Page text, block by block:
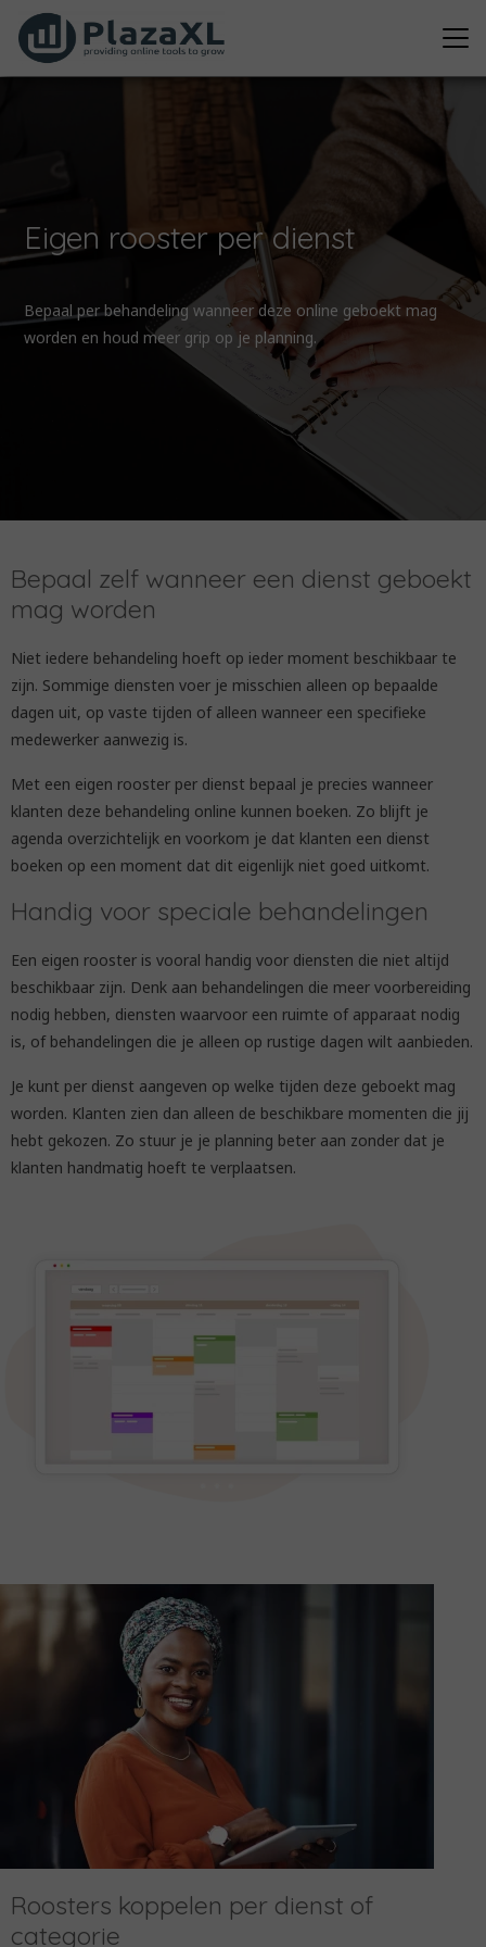
Eigen rooster per dienst
Bepaal per behandeling wanneer deze online geboekt mag
worden en houd meer grip op je planning.
Bepaal zelf wanneer een dienst geboekt
mag worden
Niet iedere behandeling hoeft op ieder moment beschikbaar te
zijn. Sommige diensten voer je misschien alleen op bepaalde
dagen uit, op vaste tijden of alleen wanneer een specifieke
medewerker aanwezig is.
Met een eigen rooster per dienst bepaal je precies wanneer
klanten deze behandeling online kunnen boeken. Zo blijft je
agenda overzichtelijk en voorkom je dat klanten een dienst
boeken op een moment dat dit eigenlijk niet goed uitkomt.
Handig voor speciale behandelingen
Een eigen rooster is vooral handig voor diensten die niet altijd
beschikbaar zijn. Denk aan behandelingen die meer voorbereiding
nodig hebben, diensten waarvoor een ruimte of apparaat nodig
is, of behandelingen die je alleen op rustige dagen wilt aanbieden.
Je kunt per dienst aangeven op welke tijden deze geboekt mag
worden. Klanten zien dan alleen de beschikbare momenten die jij
hebt gekozen. Zo stuur je je planning beter aan zonder dat je
klanten handmatig hoeft te verplaatsen.
Roosters koppelen per dienst of
categorie